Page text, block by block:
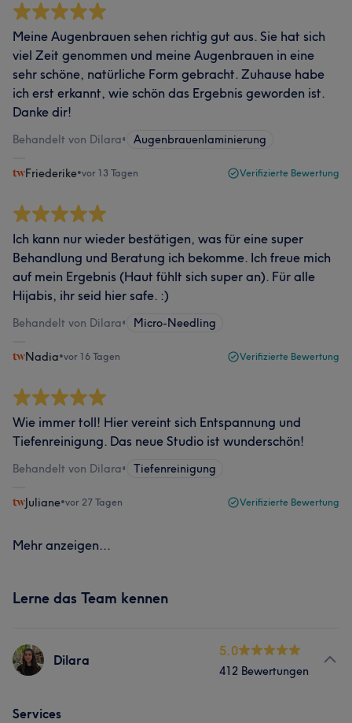
Meine Augenbrauen sehen richtig gut aus. Sie hat sich
viel Zeit genommen und meine Augenbrauen in eine
sehr schöne, natürliche Form gebracht. Zuhause habe
ich erst erkannt, wie schön das Ergebnis geworden ist.
Danke dir!
Behandelt von Dilara• Augenbrauenlaminierung
Friederike•vor 13 Tagen Verifizierte Bewertung
Ich kann nur wieder bestätigen, was für eine super
Behandlung und Beratung ich bekomme. Ich freue mich
auf mein Ergebnis (Haut fühlt sich super an). Für alle
Hijabis, ihr seid hier safe. :)
Behandelt von Dilara• Micro-Needling
Nadia•vor 16 Tagen Verifizierte Bewertung
Wie immer toll! Hier vereint sich Entspannung und
Tiefenreinigung. Das neue Studio ist wunderschön!
Behandelt von Dilara• Tiefenreinigung
Juliane•vor 27 Tagen Verifizierte Bewertung
Mehr anzeigen...
Lerne das Team kennen
Dilara
5.0
412 Bewertungen
Services